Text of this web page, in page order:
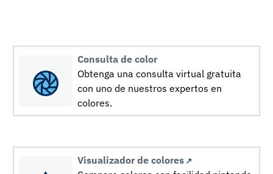
Consulta de color
Obtenga una consulta virtual gratuita
con uno de nuestros expertos en
colores.
Visualizador de colores